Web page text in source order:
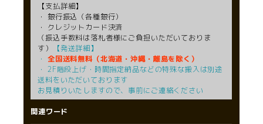
【支払詳細】
・ 銀行振込（各種銀行）
・ クレジットカード決済
（振込手数料は落札者様にご負担いただいておりま
す）
【発送詳細】
・ 全国送料無料（北海道・沖縄・離島を除く）
・ 2F階段上げ・時間指定納品などの特殊な搬入は別途
送料をいただいております
お見積りいたしますので、事前にご連絡ください
関連ワード